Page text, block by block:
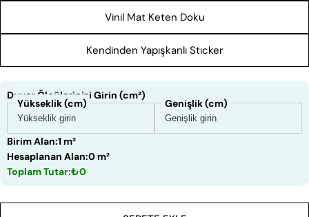
Vinil Mat Keten Doku
Kendinden Yapışkanlı Stıcker
Duvar Ölçülerinizi Girin (cm²)
Yükseklik (cm) Genişlik (cm)
Birim Alan:1 m²
Hesaplanan Alan:0 m²
Toplam Tutar:₺0